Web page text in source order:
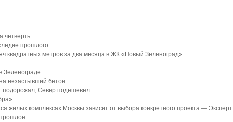
четверть
прошлого
квадратных метров за два месяца в ЖК «Новый Зеленоград»
Зеленограде
незастывший бетон
подорожал, Север подешевел
жилых комплексах Москвы зависит от выбора конкретного проекта — Эксперт